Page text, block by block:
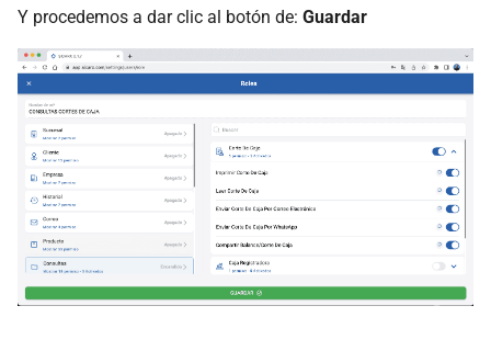
Y procedemos a dar clic al botón de: Guardar